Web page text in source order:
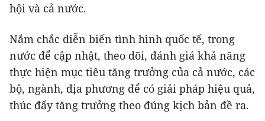
hội và cả nước.
Nắm chắc diễn biến tình hình quốc tế, trong
nước để cập nhật, theo dõi, đánh giá khả năng
thực hiện mục tiêu tăng trưởng của cả nước, các
bộ, ngành, địa phương để có giải pháp hiệu quả,
thúc đẩy tăng trưởng theo đúng kịch bản đề ra.